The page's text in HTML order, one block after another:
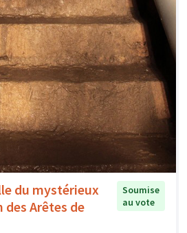
du mystérieux
des Arêtes de
Soumise
au vote